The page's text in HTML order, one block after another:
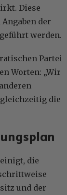
Diese
der
werden.
Partei
Worten: „Wir
die
die
und der